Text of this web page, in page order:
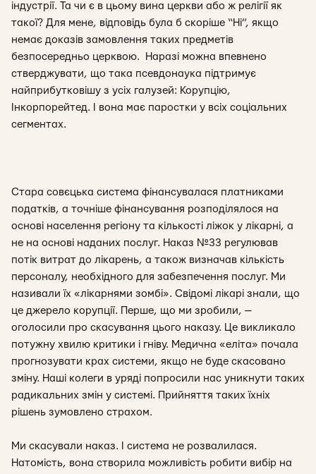
індустрії. Та чи є в цьому вина церкви або ж релігії як
такої? Для мене, відповідь була б скоріше “Ні”, якщо
немає доказів замовлення таких предметів
безпосередньо церквою. Наразі можна впевнено
стверджувати, що така псевдонаука підтримує
найприбутковішу з усіх галузей: Корупцію,
Інкорпорейтед. І вона має паростки у всіх соціальних
сегментах.
Стара совєцька система фінансувалася платниками
податків, а точніше фінансування розподілялося на
основі населення регіону та кількості ліжок у лікарні, а
не на основі наданих послуг. Наказ №33 регулював
потік витрат до лікарень, а також визначав кількість
персоналу, необхідного для забезпечення послуг. Ми
називали їх «лікарнями зомбі». Свідомі лікарі знали, що
це джерело корупції. Перше, що ми зробили, —
оголосили про скасування цього наказу. Це викликало
потужну хвилю критики і гніву. Медична «еліта» почала
прогнозувати крах системи, якщо не буде скасовано
зміну. Наші колеги в уряді попросили нас уникнути таких
радикальних змін у системі. Прийняття таких їхніх
рішень зумовлено страхом.
Ми скасували наказ. І система не розвалилася.
Натомість, вона створила можливість робити вибір на